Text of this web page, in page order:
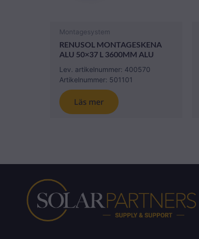
Montagesystem
RENUSOL MONTAGESKENA
ALU 50×37 L 3600MM ALU
Lev. artikelnummer: 400570
Artikelnummer: 501101
Läs mer